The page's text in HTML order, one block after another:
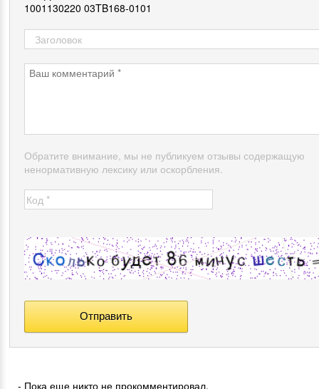
1001130220 03TB168-0101
Обратите внимание, мы не публикуем отзывы содержащую
ненормативную лексику или оскорбления.
- Пока еще никто не прокомментировал.